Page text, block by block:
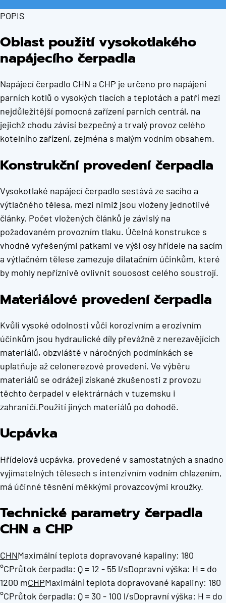
POPIS
Oblast použití vysokotlakého
napájecího čerpadla
Napájecí čerpadlo CHN a CHP je určeno pro napájení
parních kotlů o vysokých tlacích a teplotách a patří mezi
nejdůležitější pomocná zařízení parních centrál, na
jejichž chodu závisí bezpečný a trvalý provoz celého
kotelního zařízení, zejména s malým vodním obsahem.
Konstrukční provedení čerpadla
Vysokotlaké napájecí čerpadlo sestává ze sacího a
výtlačného tělesa, mezi nimiž jsou vloženy jednotlivé
články. Počet vložených článků je závislý na
požadovaném provozním tlaku. Účelná konstrukce s
vhodně vyřešenými patkami ve výši osy hřídele na sacím
a výtlačném tělese zamezuje dilatačním účinkům, které
by mohly nepříznivě ovlivnit souosost celého soustrojí.
Materiálové provedení čerpadla
Kvůli vysoké odolnosti vůči korozivním a erozivním
účinkům jsou hydraulické díly převážně z nerezavějících
materiálů, obzvláště v náročných podmínkách se
uplatňuje až celonerezové provedení. Ve výběru
materiálů se odrážejí získané zkušenosti z provozu
těchto čerpadel v elektrárnách v tuzemsku i
zahraničí.Použití jiných materiálů po dohodě.
Ucpávka
Hřídelová ucpávka, provedené v samostatných a snadno
vyjímatelných tělesech s intenzivním vodním chlazením,
má účinné těsnění měkkými provazcovými kroužky.
Technické parametry čerpadla
CHN a CHP
CHNMaximální teplota dopravované kapaliny: 180
°CPrůtok čerpadla: Q = 12 - 55 l/sDopravní výška: H = do
1200 mCHPMaximální teplota dopravované kapaliny: 180
°CPrůtok čerpadla: Q = 30 - 100 l/sDopravní výška: H = do